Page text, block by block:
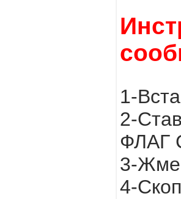
1-
2-
ФЛАГ
3-
4-